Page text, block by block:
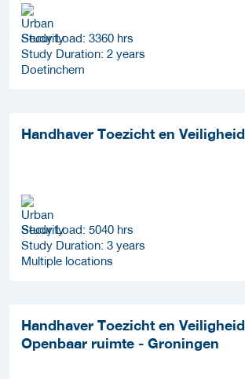
Study Load: 3360 hrs
Study Duration: 2 years
Doetinchem
Handhaver Toezicht en Veiligheid
Study Load: 5040 hrs
Study Duration: 3 years
Multiple locations
Handhaver Toezicht en Veiligheid
Openbaar ruimte - Groningen